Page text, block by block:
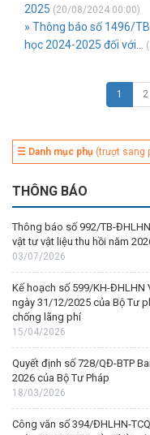
2025 (20/08/2024 00:00)
» Thông báo số 1496/
học 2024-2025 đối với...
1 2
☰ Danh mục phụ (trượt sang
THÔNG BÁO
Thông báo số 992/TB-
vật tư vật liệu thu hồi năm
03/07/2026
Kế hoạch số 599/KH-ĐHLHN
ngày 31/12/2025 của Bộ Tư
chống lãng phí
15/04/2026
Quyết định số 728/QĐ-BTP
2026 của Bộ Tư Pháp
18/03/2026
Công văn số 394/ĐHLHN-